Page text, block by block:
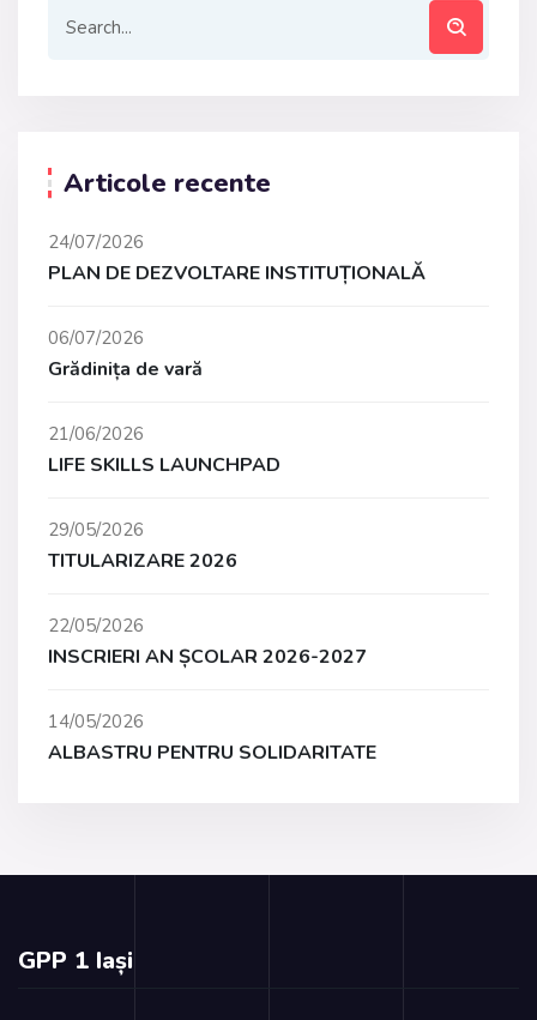
Articole recente
24/07/2026
PLAN DE DEZVOLTARE INSTITUȚIONALĂ
06/07/2026
Grădinița de vară
21/06/2026
LIFE SKILLS LAUNCHPAD
29/05/2026
TITULARIZARE 2026
22/05/2026
INSCRIERI AN ȘCOLAR 2026-2027
14/05/2026
ALBASTRU PENTRU SOLIDARITATE
GPP 1 Iași